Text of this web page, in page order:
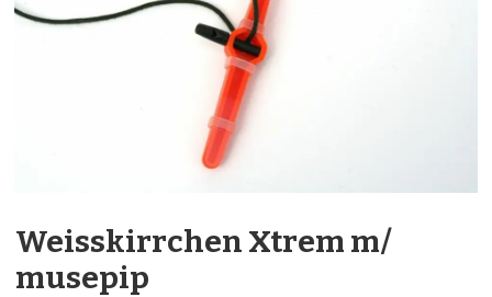
Weisskirrchen Xtrem m/
musepip